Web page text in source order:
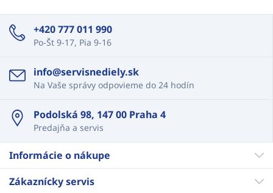
+420 777 011 990
Po-Št 9-17, Pia 9-16
info@servisnediely.sk
Na Vaše správy odpovieme do 24 hodín
Podolská 98, 147 00 Praha 4
Predajňa a servis
Informácie o nákupe
Zákaznícky servis